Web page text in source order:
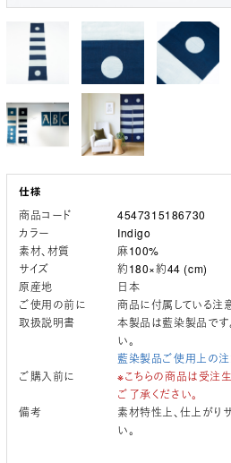
商品コード
4547315186730
カラー
Indigo
素材、材質
麻100%
サイズ
約180×約44 (cm)
原産地
日本
ご使用の前に
商品に付属している注
取扱説明書
本製品は藍染製品です
い。
藍染製品ご使用上の
ご購入前に
※こちらの商品は受注
ご了承ください。
備考
素材特性上、仕上がり
い。